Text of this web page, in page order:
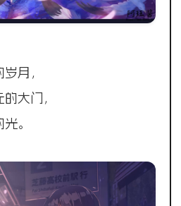
月，
大门，
。